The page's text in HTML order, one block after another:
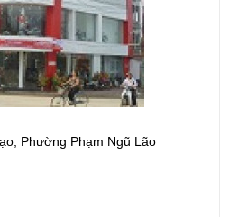
Phường Phạm Ngũ Lão